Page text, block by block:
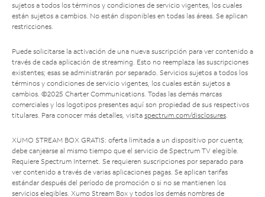
sujetos a todos los términos y condiciones de servicio vigentes, los cuales
están sujetos a cambios. No están disponibles en todas las áreas. Se aplican
restricciones.
Puede solicitarse la activación de una nueva suscripción para ver contenido a
través de cada aplicación de streaming. Esto no reemplaza las suscripciones
existentes; esas se administrarán por separado. Servicios sujetos a todos los
términos y condiciones de servicio vigentes, los cuales están sujetos a
cambios. ©2025 Charter Communications. Todas las demás marcas
comerciales y los logotipos presentes aquí son propiedad de sus respectivos
titulares. Para conocer más detalles, visita spectrum.com/disclosures.
XUMO STREAM BOX GRATIS: oferta limitada a un dispositivo por cuenta;
debe canjearse al mismo tiempo que el servicio de Spectrum TV elegible.
Requiere Spectrum Internet. Se requieren suscripciones por separado para
ver contenido a través de varias aplicaciones pagas. Se aplican tarifas
estándar después del período de promoción o si no se mantienen los
servicios elegibles. Xumo Stream Box y todos los demás nombres de